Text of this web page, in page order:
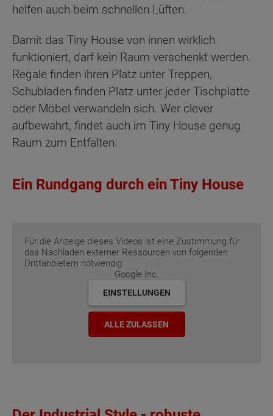
helfen auch beim schnellen Lüften.
Damit das Tiny House von innen wirklich
funktioniert, darf kein Raum verschenkt werden.
Regale finden ihren Platz unter Treppen,
Schubladen finden Platz unter jeder Tischplatte
oder Möbel verwandeln sich. Wer clever
aufbewahrt, findet auch im Tiny House genug
Raum zum Entfalten.
Ein Rundgang durch ein Tiny House
Für die Anzeige dieses Videos ist eine Zustimmung für
das Nachladen externer Ressourcen von folgenden
Drittanbietern notwendig:
Google Inc.
EINSTELLUNGEN
ALLE ZULASSEN